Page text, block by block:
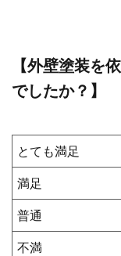
【外壁塗装を
でしたか？】
とても満足
満足
普通
不満